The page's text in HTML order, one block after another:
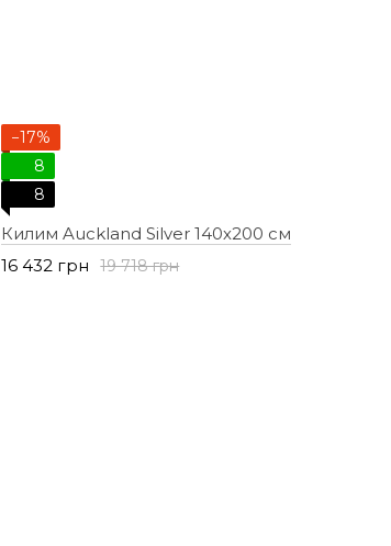
−17%
8
8
Килим Auckland Silver 140х200 см
19 718 грн
16 432 грн